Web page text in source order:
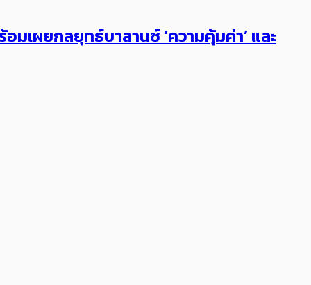
เผยกลยุทธ์บาลานซ์​ ‘ความคุ้มค่า’ และ